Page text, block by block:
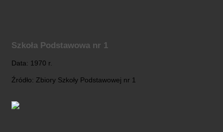
Szkoła Podstawowa nr 1
Data: 1970 r.
Źródło: Zbiory Szkoły Podstawowej nr 1